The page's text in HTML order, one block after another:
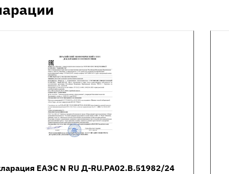
ЕАЭС N RU Д-RU.РА02.В.51982/24